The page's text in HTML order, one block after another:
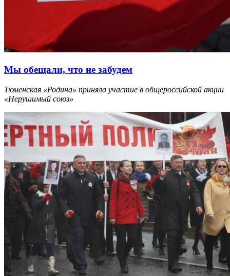
Мы обещали, что не забудем
Тюменская «Родина» приняла участие в общероссийской акции
«Нерушимый союз»